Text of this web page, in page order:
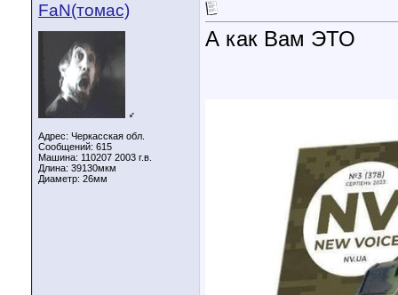
FaN(томас)
♂
Адрес: Черкасская обл.
Сообщений: 615
Машина: 110207 2003 г.в.
Длина: 39130мкм
Диаметр: 26мм
А как Вам ЭТО